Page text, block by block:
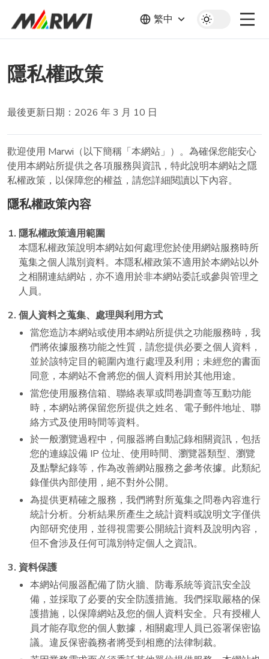
繁中
隱私權政策
最後更新日期：2026 年 3 月 10 日
歡迎使用 Marwi（以下簡稱「本網站」）。為確保您能安心
使用本網站所提供之各項服務與資訊，特此說明本網站之隱
私權政策，以保障您的權益，請您詳細閱讀以下內容。
隱私權政策內容
隱私權政策適用範圍
本隱私權政策說明本網站如何處理您於使用網站服務時所
蒐集之個人識別資料。本隱私權政策不適用於本網站以外
之相關連結網站，亦不適用於非本網站委託或參與管理之
人員。
個人資料之蒐集、處理與利用方式
當您造訪本網站或使用本網站所提供之功能服務時，我
們將依據服務功能之性質，請您提供必要之個人資料，
並於該特定目的範圍內進行處理及利用；未經您的書面
同意，本網站不會將您的個人資料用於其他用途。
當您使用服務信箱、聯絡表單或問卷調查等互動功能
時，本網站將保留您所提供之姓名、電子郵件地址、聯
絡方式及使用時間等資料。
於一般瀏覽過程中，伺服器將自動記錄相關資訊，包括
您的連線設備 IP 位址、使用時間、瀏覽器類型、瀏覽
及點擊紀錄等，作為改善網站服務之參考依據。此類紀
錄僅供內部使用，絕不對外公開。
為提供更精確之服務，我們將對所蒐集之問卷內容進行
統計分析。分析結果所產生之統計資料或說明文字僅供
內部研究使用，並得視需要公開統計資料及說明內容，
但不會涉及任何可識別特定個人之資訊。
資料保護
本網站伺服器配備了防火牆、防毒系統等資訊安全設
備，並採取了必要的安全防護措施。我們採取嚴格的保
護措施，以保障網站及您的個人資料安全。只有授權人
員才能存取您的個人數據，相關處理人員已簽署保密協
議。違反保密義務者將受到相應的法律制裁。